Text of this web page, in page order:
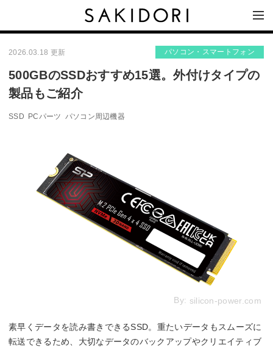
2026.03.18 更新 パソコン・スマートフォン
500GBのSSDおすすめ15選。外付けタイプの
製品もご紹介
SSD PCパーツ パソコン周辺機器
By: silicon-power.com
素早くデータを読み書きできるSSD。重たいデータもスムーズに
転送できるため、大切なデータのバックアップやクリエイティブ